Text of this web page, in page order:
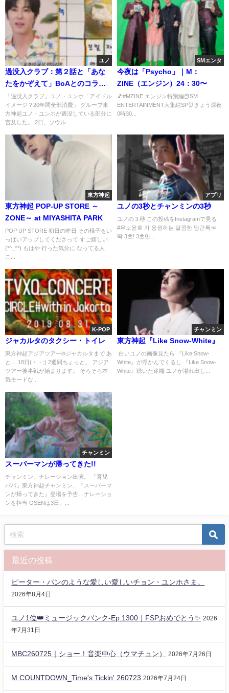
ユノ
過没入クラブ：第２話と「あな
たをかぞえて」BoAとのコラボ
曲♫
「過没入クラブ」ユノ・ユンホ「アイドル
イメージ？20年間全部消費」 グループ東
方神起ユノ・ユンホが過没している部分に
言及した。 2日、ソウル...
SMエンタ
今夜は「Psycho」｜M：
ZINE（エンジン）24：30〜
🎵#MZINE エンジン特別編📕SM
ENTERTAINMENT大集結SP⏰きょう深夜
0時30...
東方神起
東方神起 POP-UP STORE ～
ZONE～ at MIYASHITA PARK
POP UP STORE 初日の昨日 その様子をい
っぱいアップしてくださって すご嬉しい
(*^_^*) もはや 行った気分に なってる人
こ...
アプリ
ユノの3秒とチャンミンの3秒
ユノの３秒 この投稿をInstagramで見る ⠀
#유노윤호 가 응원하는 달콤한 당근톡🥕 ⠀
딱 3초! 3초만 ...
K-POP
ジャカルタのタクシー・トイレ
東方神起アジアツアーinジャカルタまで あ
と… 18日(・・;) 2週間ちょっと。 アジア
ツアー後半戦が始まります。 そろそろ本
気モードな...
チャンミン
東方神起『Like Snow-White』
白いユノの画像見たら 『Like Snow-
White』が浮かんでくるし 『Like Snow-
White』聴いた途端 ユノが溢れ出し...
チャンミン
スーパーマンが帰ってきた!!
チャンミン、ナレーション出演。 「育児
パパ」東方神起チャンミン、『スーパーマ
ンが帰ってきた』登場を予告…ナレーショ
ンを担当 OSENは3日、...
最近の投稿
ピーター・パンのような愛しい愛しいチョン・ユンホさま。
2026年8月4日
ユノ1位👑ミュージックバンク-Ep.1300｜FSPおめでとう✨️ 2026
年7月31日
MBC260725｜ショー！音楽中心（ウマチュン） 2026年7月26日
M COUNTDOWN_Time's Tickin' 260723 2026年7月24日